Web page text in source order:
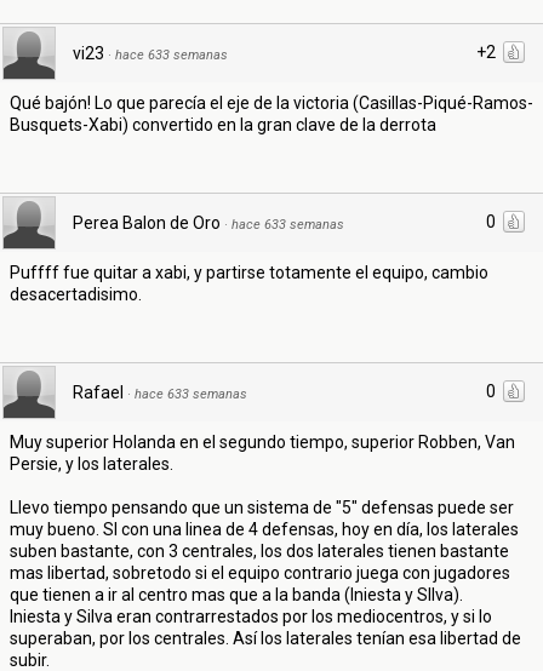
+2
vi23 · hace 633 semanas
Qué bajón! Lo que parecía el eje de la victoria (Casillas-Piqué-Ramos-
Busquets-Xabi) convertido en la gran clave de la derrota
0
Perea Balon de Oro · hace 633 semanas
Puffff fue quitar a xabi, y partirse totamente el equipo, cambio
desacertadisimo.
0
Rafael · hace 633 semanas
Muy superior Holanda en el segundo tiempo, superior Robben, Van
Persie, y los laterales.
Llevo tiempo pensando que un sistema de "5" defensas puede ser
muy bueno. SI con una linea de 4 defensas, hoy en día, los laterales
suben bastante, con 3 centrales, los dos laterales tienen bastante
mas libertad, sobretodo si el equipo contrario juega con jugadores
que tienen a ir al centro mas que a la banda (Iniesta y SIlva).
Iniesta y Silva eran contrarrestados por los mediocentros, y si lo
superaban, por los centrales. Así los laterales tenían esa libertad de
subir.